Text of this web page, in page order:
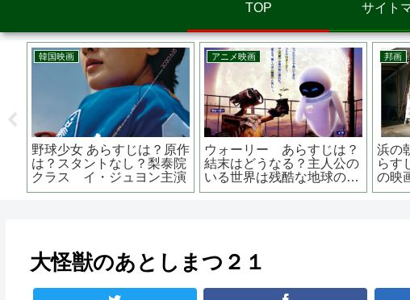
TOP サイト
洋画
ダーク・ウォーターズ あら
すじは？原作は？実話？？
マーク・ラファロ主演
韓国映画
国際捜査！ あらすじは？原
作は？主演は？ ポリスアク
ションコメディ
邦画
告
は？
賞
大怪獣のあとしまつ２１